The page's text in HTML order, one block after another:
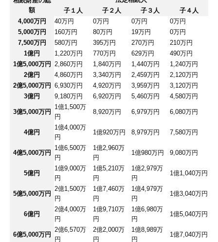
額
子１人
子２人 子３人
子４人
4,000万円
40万円 0万円 0万円
0万円
5,000万円
160万円 80万円 19万円
0万円
7,500万円
580万円 395万円 270万円
210万円
1億円
1,220万円 770万円 629万円
490万円
1億5,000万円 2,860万円 1,840万円 1,440万円
1,240万円
2億円
4,860万円 3,340万円 2,459万円
2,120万円
2億5,000万円 6,930万円 4,920万円 3,959万円
3,120万円
3億円
9,180万円 6,920万円 5,460万円 4,580万円
3億5,000万円
1億1,500万
円
8,920万円 6,979万円 6,080万円
4億円
1億4,000万
円
1億920万円 8,979万円 7,580万円
4億5,000万円
1億6,500万
円
1億2,960万
円
1億980万円 9,080万円
5億円
1億9,000万
円
1億5,210万
円
1億2,979万
円
1億1,040万円
5億5,000万円
2億1,500万
円
1億7,460万
円
1億4,979万
円
1億3,040万円
6億円
2億4,000万
円
1億9,710万
円
1億6,980万
円
1億5,040万円
6億5,000万円
2億6,570万
円
2億2,000万
円
1億8,989万
円
1億7,040万円